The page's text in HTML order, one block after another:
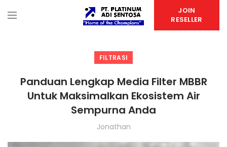
JOIN
RESELLER
FILTRASI
Panduan Lengkap Media Filter MBBR
Untuk Maksimalkan Ekosistem Air
Sempurna Anda
Jonathan